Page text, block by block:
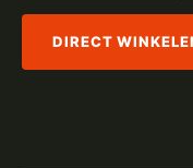
DIRECT